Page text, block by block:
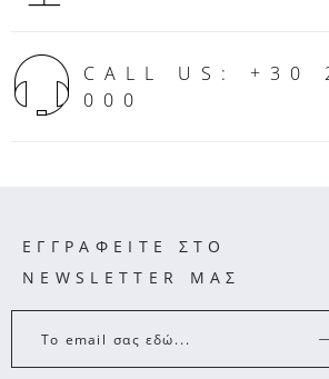
CALL US: +30
000
ΕΓΓΡΑΦΕΙΤΕ ΣΤΟ
NEWSLETTER ΜΑΣ
Το email σας εδώ...